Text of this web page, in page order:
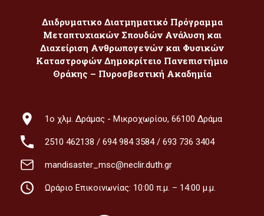
Διιδρυματικο Διατμηματικό Πρόγραμμα
Μεταπτυχιακών Σπουδών Ανάλυση και
Διαχείριση Ανθρωπογενών και Φυσικών
Καταστροφών Δημοκρίτειο Πανεπιστήμιο
Θράκης – Πυροσβεστική Ακαδημία
1ο χλμ. Δράμας - Μικροχωρίου, 66100 Δράμα
2510 462138 / 694 984 3584/ 693 736 3404
mandisaster_msc@neclir.duth.gr
Ωράριο Επικοινωνίας: 10:00 π.μ. – 14:00 μ.μ.